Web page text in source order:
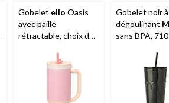
Gobelet ello Oasis
avec paille
rétractable, choix de
Gobelet noir
dégoulinant
sans BPA,